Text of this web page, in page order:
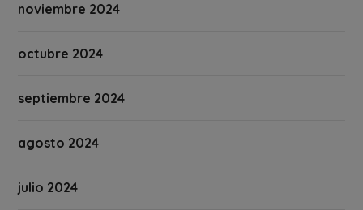
noviembre 2024
octubre 2024
septiembre 2024
agosto 2024
julio 2024